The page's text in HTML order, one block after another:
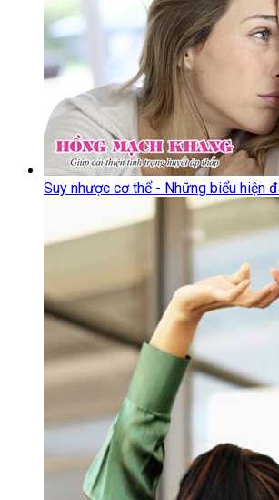
Suy nhược cơ thể - Những biểu hiện